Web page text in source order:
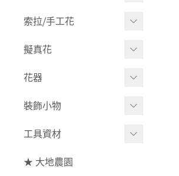
多色組合
- 其他
玫瑰
大玫瑰
索拉⧸手工花
索拉花(有花莖)
- 莉朵獨家水染
- 大地農園
索拉花(僅花頭)
擬真花
盆栽⧸成品
綜合花束
葉材⧸藤蔓
花器
小型花器
中大型花器
裝飾小物
裝飾⧸擺飾
花插
工具資材
工具⧸型錄
★ 大地農園